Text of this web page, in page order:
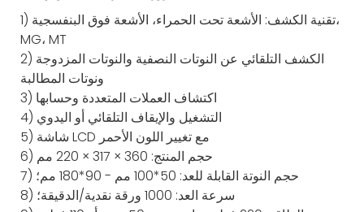
1) تقنية الكشف: الأشعة تحت الحمراء، الأشعة فوق البنفسجية،
MG، MT
2) الكشف التلقائي عن النوتات النصفية والنوتات المزدوجة
ونوتات المطالبة
3) اكتشاف العملات المتعددة وحسابها
4) التشغيل والإيقاف التلقائي أو اليدوي
5) شاشة LCD مع تغيير اللون الأحمر
6) حجم المنتج: 360 × 317 × 220 مم
7) حجم النوتة القابلة للعد: 50*100 مم - 90*180 مم؛
8) سرعة العد: 1000 ورقة نقدية/الدقيقة؛